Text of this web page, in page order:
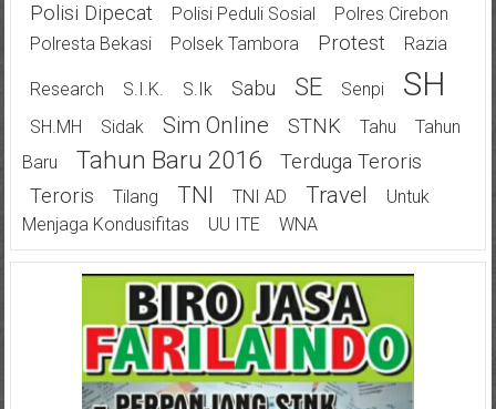
Polisi Dipecat Polisi Peduli Sosial
Polres Cirebon
Polresta Bekasi
Polsek Tambora Protest Razia
Research S.I.K. S.Ik Sabu SE Senpi SH
SH.MH Sidak Sim Online STNK Tahu
Tahun
Baru
Tahun Baru 2016
Terduga Teroris
Teroris
Tilang TNI TNI AD Travel
Untuk
Menjaga Kondusifitas
UU ITE WNA